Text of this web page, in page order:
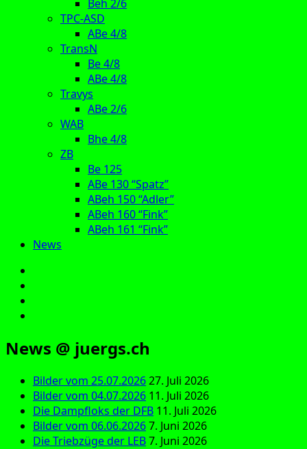
Beh 2/6
TPC-ASD
ABe 4/8
TransN
Be 4/8
ABe 4/8
Travys
ABe 2/6
WAB
Bhe 4/8
ZB
Be 125
ABe 130 “Spatz”
ABeh 150 “Adler”
ABeh 160 “Fink”
ABeh 161 “Fink”
News
News @ juergs.ch
Bilder vom 25.07.202627. Juli 2026
Bilder vom 04.07.2026 11. Juli 2026
Die Dampfloks der DFB 11. Juli 2026
Bilder vom 06.06.20267. Juni 2026
Die Triebzüge der LEB7. Juni 2026